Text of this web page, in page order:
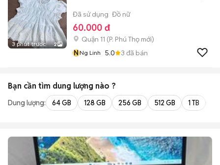
3 phút trước 2
Đã sử dụng Đồ nữ
60.000 đ
Quận 11 (P. Phú Thọ mới)
NNg Linh 5.0 3 đã bán
Bạn cần tìm dung lượng nào ?
Dung lượng: 64 GB 128 GB 256 GB 512 GB 1 TB